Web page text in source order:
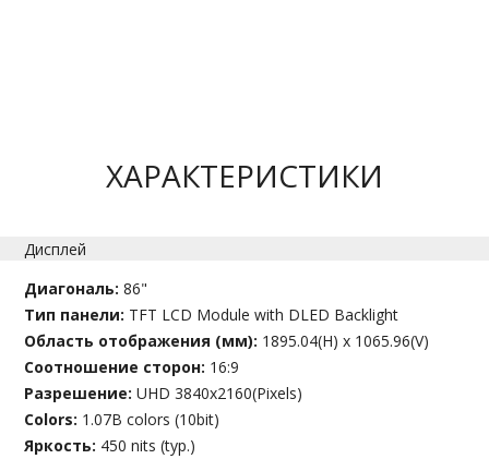
ХАРАКТЕРИСТИКИ
Дисплей
Диагональ:86"
Тип панели: TFT LCD Module with DLED Backlight
Область отображения (мм): 1895.04(H) x 1065.96(V)
Соотношение сторон: 16:9
Разрешение:UHD 3840x2160(Pixels)
Colors: 1.07B colors (10bit)
Яркость: 450 nits (typ.)